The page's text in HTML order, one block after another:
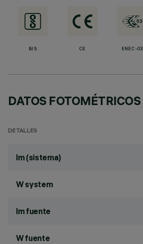
BIS CE ENEC-03
DATOS FOTOMÉTRICOS
DETALLES
lm (sistema)
W system
lm fuente
W fuente